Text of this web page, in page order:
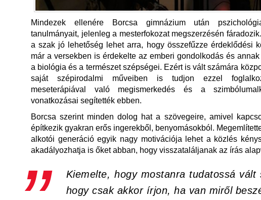
Mindezek ellenére Borcsa gimnázium után
tanulmányait, jelenleg a mesterfokozat megszerzésén
a szak jó lehetőség lehet arra, hogy összefűzze érdeklődési
már a versekben is érdekelte az emberi gondolkodás és
a biológia és a természet szépségei. Ezért is vált számára
saját szépirodalmi műveiben is tudjon ezzel
meseterápiával való megismerkedés és a
vonatkozásai segítették ebben.
Borcsa szerint minden dolog hat a szövegeire, amivel
építkezik gyakran erős ingerekből, benyomásokból.
alkotói generáció egyik nagy motivációja lehet a közlés
akadályozhatja is őket abban, hogy visszataláljanak az írás
Kiemelte, hogy mostanra tudatossá vált
hogy csak akkor írjon, ha van miről